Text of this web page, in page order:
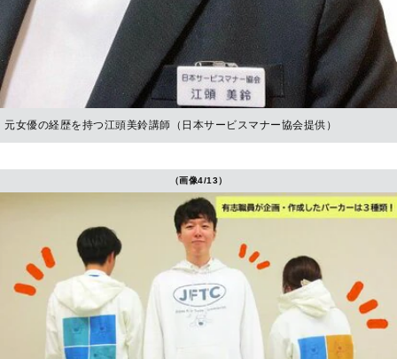
元女優の経歴を持つ江頭美鈴講師（日本サービスマナー協会提供）
（画像4/13）